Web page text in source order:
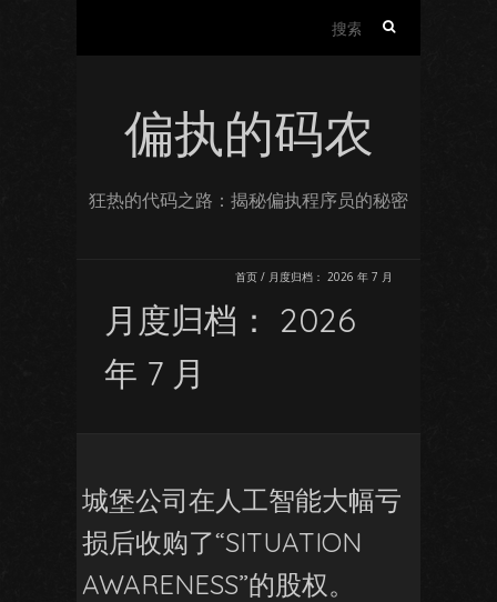
偏执的码农
狂热的代码之路：揭秘偏执程序员的秘密
首页 / 月度归档： 2026 年 7 月
月度归档： 2026
年 7 月
城堡公司在人工智能大幅亏
损后收购了“SITUATION
AWARENESS”的股权。